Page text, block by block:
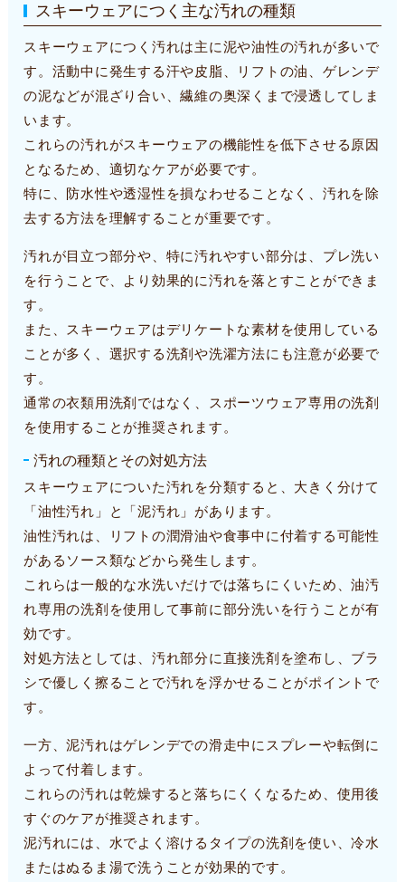
スキーウェアにつく主な汚れの種類
スキーウェアにつく汚れは主に泥や油性の汚れが多いで
す。活動中に発生する汗や皮脂、リフトの油、ゲレンデ
の泥などが混ざり合い、繊維の奥深くまで浸透してしま
います。
これらの汚れがスキーウェアの機能性を低下させる原因
となるため、適切なケアが必要です。
特に、防水性や透湿性を損なわせることなく、汚れを除
去する方法を理解することが重要です。
汚れが目立つ部分や、特に汚れやすい部分は、プレ洗い
を行うことで、より効果的に汚れを落とすことができま
す。
また、スキーウェアはデリケートな素材を使用している
ことが多く、選択する洗剤や洗濯方法にも注意が必要で
す。
通常の衣類用洗剤ではなく、スポーツウェア専用の洗剤
を使用することが推奨されます。
汚れの種類とその対処方法
スキーウェアについた汚れを分類すると、大きく分けて
「油性汚れ」と「泥汚れ」があります。
油性汚れは、リフトの潤滑油や食事中に付着する可能性
があるソース類などから発生します。
これらは一般的な水洗いだけでは落ちにくいため、油汚
れ専用の洗剤を使用して事前に部分洗いを行うことが有
効です。
対処方法としては、汚れ部分に直接洗剤を塗布し、ブラ
シで優しく擦ることで汚れを浮かせることがポイントで
す。
一方、泥汚れはゲレンデでの滑走中にスプレーや転倒に
よって付着します。
これらの汚れは乾燥すると落ちにくくなるため、使用後
すぐのケアが推奨されます。
泥汚れには、水でよく溶けるタイプの洗剤を使い、冷水
またはぬるま湯で洗うことが効果的です。